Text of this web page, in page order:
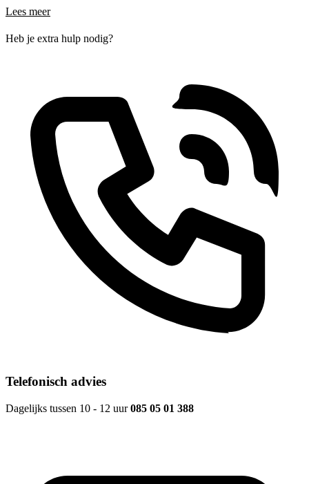
Lees meer
Heb je extra hulp nodig?
Telefonisch advies
Dagelijks tussen 10 - 12 uur085 05 01 388